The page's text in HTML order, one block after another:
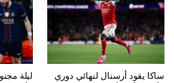
ساكا يقود أرسنال لنهائي دوري
ليلة